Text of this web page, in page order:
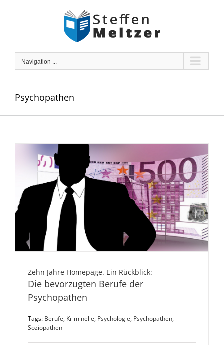
Navigation ...
Psychopathen
Zehn Jahre Homepage. Ein Rückblick:
Die bevorzugten Berufe der
Psychopathen
Tags: Berufe, Kriminelle, Psychologie, Psychopathen,
Soziopathen